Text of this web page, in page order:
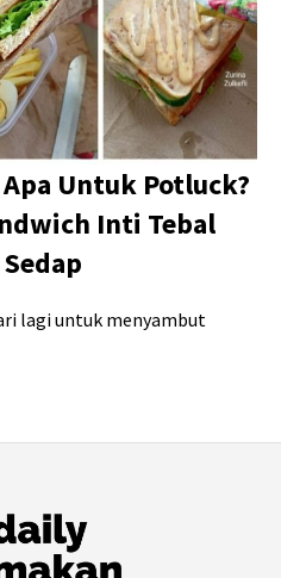
Untuk Potluck?
Inti Tebal
lagi untuk menyambut